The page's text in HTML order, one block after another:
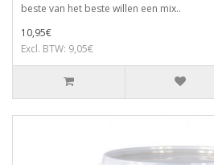
beste van het beste willen een mix..
10,95€
Excl. BTW: 9,05€